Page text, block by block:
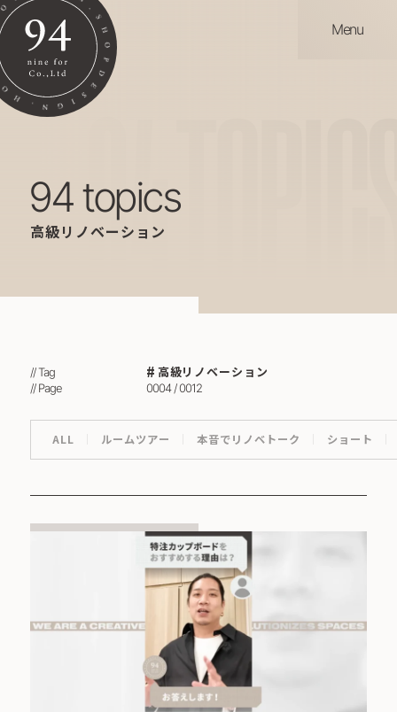
Menu
94
94 topics
高級リノベーション
// Tag 高級リノベーション
// Page 0004 / 0012
ALL ルームツアー 本音でリノベトーク ショート